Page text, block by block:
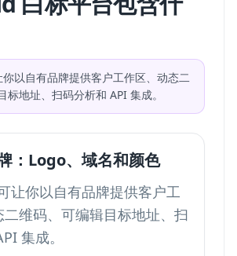
以自有品牌提供客户工作区、动态二
标地址、扫码分析和 API 集成。
：Logo、域名和颜色
让你以自有品牌提供客户工
维码、可编辑目标地址、扫
集成。